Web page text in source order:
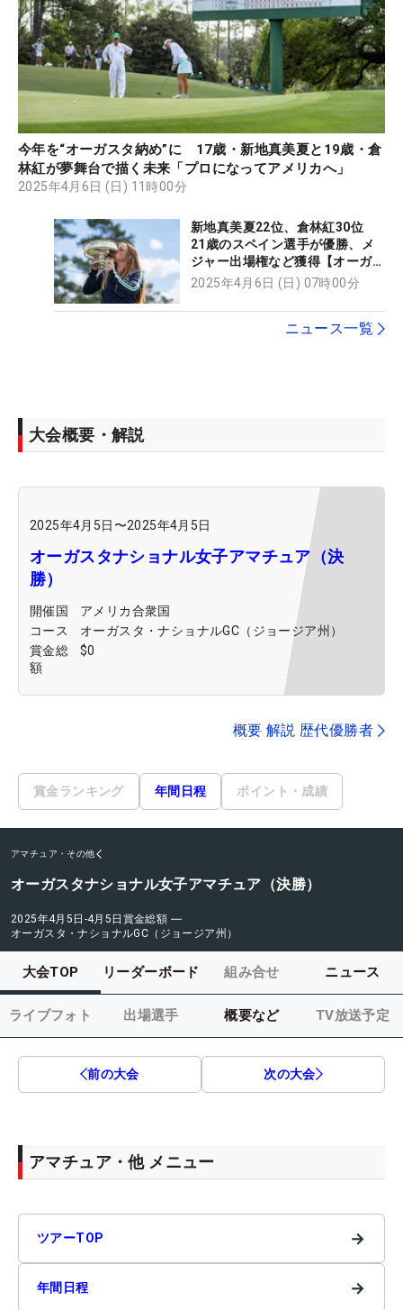
今年を“オーガスタ納め”に 17歳・新地真美夏と19歳・倉
林紅が夢舞台で描く未来「プロになってアメリカへ」
2025年4月6日 (日) 11時00分
新地真美夏22位、倉林紅30位
21歳のスペイン選手が優勝、メ
ジャー出場権など獲得【オーガス
タ女子アマ】
2025年4月6日 (日) 07時00分
ニュース一覧
大会概要・解説
2025年4月5日 〜2025年4月5日
オーガスタナショナル女子アマチュア（決
勝）
開催国
アメリカ合衆国
コース
オーガスタ・ナショナルGC（ジョージア州）
賞金総
額
$0
概要 解説 歴代優勝者
賞金ランキング 年間日程 ポイント・成績
アマチュア・その他
オーガスタナショナル女子アマチュア（決勝）
2025年4月5日-4月5日 賞金総額 ―
オーガスタ・ナショナルGC（ジョージア州）
大会TOP リーダーボード 組み合せ ニュース
ライブフォト 出場選手 概要など TV放送予定
前の大会 次の大会
アマチュア・他 メニュー
ツアーTOP →
年間日程 →